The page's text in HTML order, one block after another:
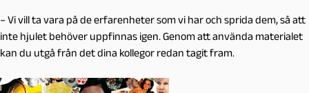
– Vi vill ta vara på de erfarenheter som vi har och sprida dem, så att
inte hjulet behöver uppfinnas igen. Genom att använda materialet
kan du utgå från det dina kollegor redan tagit fram.